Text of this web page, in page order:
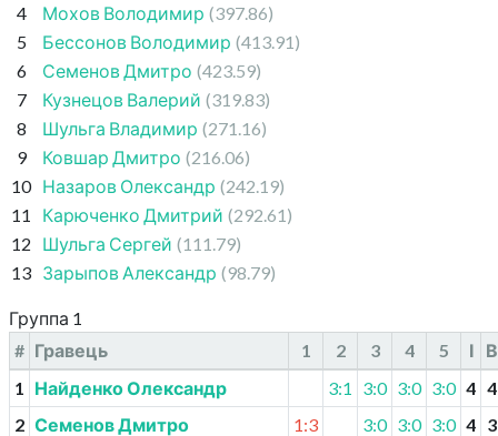
4
Мохов Володимир (397.86)
5
Бессонов Володимир (413.91)
6
Семенов Дмитро (423.59)
7
Кузнецов Валерий (319.83)
8
Шульга Владимир (271.16)
9
Ковшар Дмитро (216.06)
10 Назаров Олександр (242.19)
11
Карюченко Дмитрий (292.61)
12
Шульга Сергей (111.79)
13 Зарыпов Александр (98.79)
Группа 1
# Гравець 1 2 3 4 5 І
В
1 Найденко Олександр 3:1 3:0 3:0 3:0 4 4
2 Семенов Дмитро 1:3 3:0 3:0 3:0 4 3